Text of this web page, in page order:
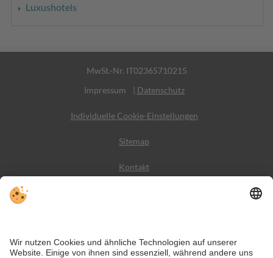
Luxushotels
MwSt.-Nr. IT02365710215
Impressum
| Datenschutz
Individuelle Cookie-Einstellungen
Sitemap
Kontakt